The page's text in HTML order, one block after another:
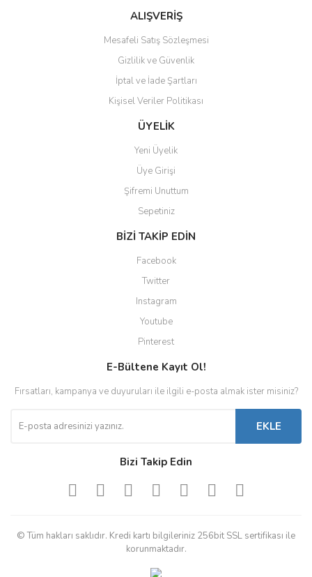
ALIŞVERİŞ
Mesafeli Satış Sözleşmesi
Gizlilik ve Güvenlik
İptal ve İade Şartları
Kişisel Veriler Politikası
ÜYELİK
Yeni Üyelik
Üye Girişi
Şifremi Unuttum
Sepetiniz
BİZİ TAKİP EDİN
Facebook
Twitter
Instagram
Youtube
Pinterest
E-Bültene Kayıt Ol!
Fırsatları, kampanya ve duyuruları ile ilgili e-posta almak ister misiniz?
EKLE
Bizi Takip Edin
© Tüm hakları saklıdır. Kredi kartı bilgileriniz 256bit SSL sertifikası ile
korunmaktadır.